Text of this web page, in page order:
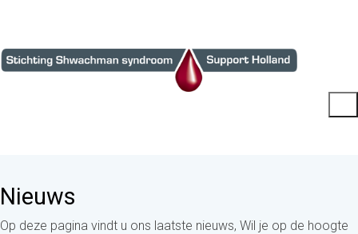
Nieuws
Op deze pagina vindt u ons laatste nieuws, Wil je op de hoogte